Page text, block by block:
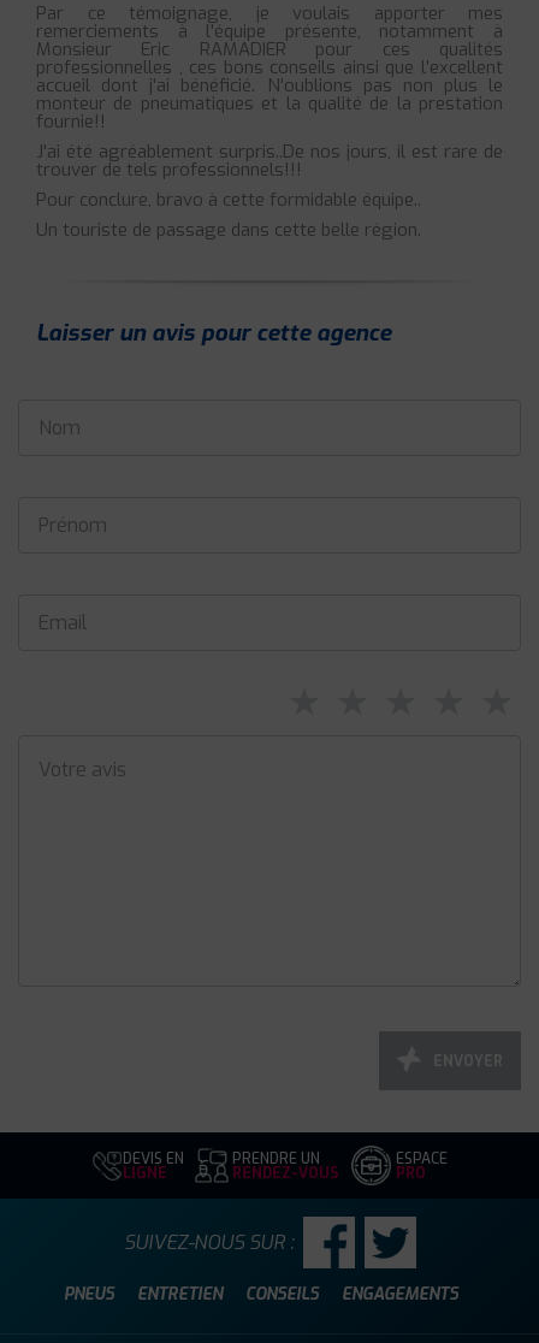
Par ce témoignage, je voulais apporter mes
remerciements à l'équipe présente, notamment à
Monsieur Eric RAMADIER pour ces qualités
professionnelles , ces bons conseils ainsi que l’excellent
accueil dont j'ai bénéficié. N'oublions pas non plus le
monteur de pneumatiques et la qualité de la prestation
fournie!!
J'ai été agréablement surpris..De nos jours, il est rare de
trouver de tels professionnels!!!
Pour conclure, bravo à cette formidable équipe..
Un touriste de passage dans cette belle région.
Laisser un avis pour cette agence
ENVOYER
DEVIS EN
LIGNE
PRENDRE UN
RENDEZ-VOUS
ESPACE
PRO
PNEUS ENTRETIEN CONSEILS ENGAGEMENTS
SUIVEZ-NOUS SUR :